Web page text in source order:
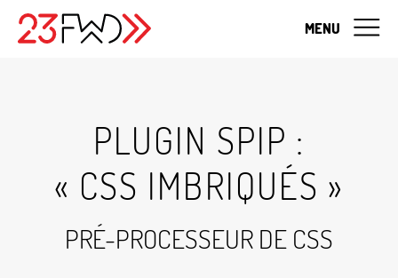
MENU
PLUGIN SPIP :
« CSS IMBRIQUÉS »
PRÉ-PROCESSEUR DE CSS